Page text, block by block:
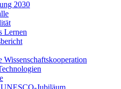
2030
Lernen
Wissenschaftskooperation